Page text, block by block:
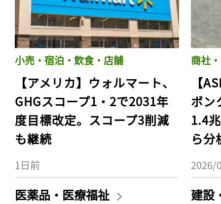
小売・宿泊・飲食・店舗
【アメリカ】ウォルマート、
GHGスコープ1・2で2031年
度目標改定。スコープ3削減
も継続
1日前
商社
【
ボン
1.4
ら分
2026/
医薬品・医療福祉 建設